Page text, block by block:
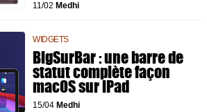
11/02 Medhi
WIDGETS
BigSurBar : une barre de
statut complète façon
macOS sur iPad
15/04 Medhi